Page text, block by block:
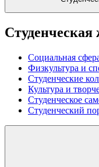
Студенческая
Социальная
Физкультура и
Студенческие
Культура и
Студенческое
Студенческий